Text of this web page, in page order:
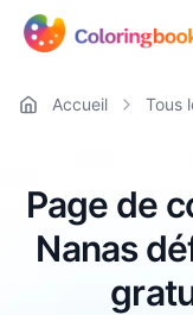
Accueil Tous
Page de
Nanas